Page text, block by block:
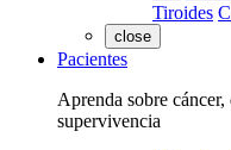
Tiroides
close
Pacientes
Aprenda sobre
supervivencia